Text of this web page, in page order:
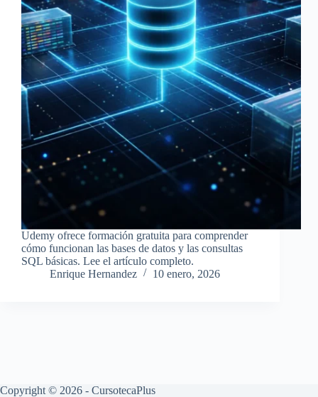
Udemy ofrece formación gratuita para comprender
cómo funcionan las bases de datos y las consultas
SQL básicas. Lee el artículo completo.
Enrique Hernandez
10 enero, 2026
Copyright © 2026 - CursotecaPlus